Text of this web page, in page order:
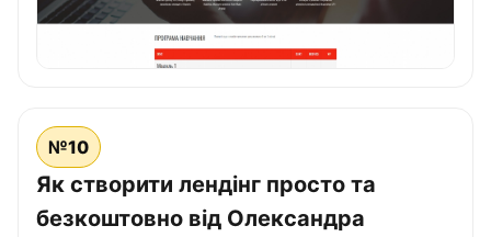
№10
Як створити лендінг просто та
безкоштовно від Олександра